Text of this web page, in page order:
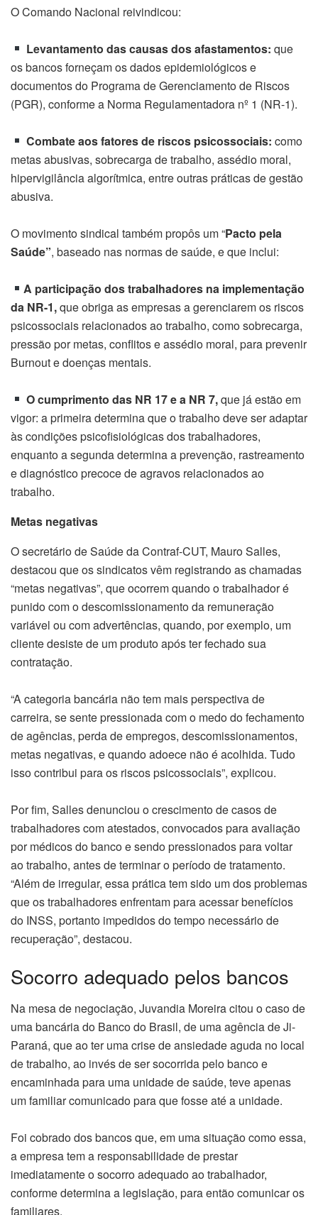
O Comando Nacional reivindicou:
Levantamento das causas dos afastamentos: que
os bancos forneçam os dados epidemiológicos e
documentos do Programa de Gerenciamento de Riscos
(PGR), conforme a Norma Regulamentadora nº 1 (NR-1).
Combate aos fatores de riscos psicossociais: como
metas abusivas, sobrecarga de trabalho, assédio moral,
hipervigilância algorítmica, entre outras práticas de gestão
abusiva.
O movimento sindical também propôs um “Pacto pela
Saúde”, baseado nas normas de saúde, e que inclui:
A participação dos trabalhadores na implementação
da NR-1,que obriga as empresas a gerenciarem os riscos
psicossociais relacionados ao trabalho, como sobrecarga,
pressão por metas, conflitos e assédio moral, para prevenir
Burnout e doenças mentais.
O cumprimento das NR 17 e a NR 7,que já estão em
vigor: a primeira determina que o trabalho deve ser adaptar
às condições psicofisiológicas dos trabalhadores,
enquanto a segunda determina a prevenção, rastreamento
e diagnóstico precoce de agravos relacionados ao
trabalho.
Metas negativas
O secretário de Saúde da Contraf-CUT, Mauro Salles,
destacou que os sindicatos vêm registrando as chamadas
“metas negativas”, que ocorrem quando o trabalhador é
punido com o descomissionamento da remuneração
variável ou com advertências, quando, por exemplo, um
cliente desiste de um produto após ter fechado sua
contratação.
“A categoria bancária não tem mais perspectiva de
carreira, se sente pressionada com o medo do fechamento
de agências, perda de empregos, descomissionamentos,
metas negativas, e quando adoece não é acolhida. Tudo
isso contribui para os riscos psicossociais”, explicou.
Por fim, Salles denunciou o crescimento de casos de
trabalhadores com atestados, convocados para avaliação
por médicos do banco e sendo pressionados para voltar
ao trabalho, antes de terminar o período de tratamento.
“Além de irregular, essa prática tem sido um dos problemas
que os trabalhadores enfrentam para acessar benefícios
do INSS, portanto impedidos do tempo necessário de
recuperação”, destacou.
Socorro adequado pelos bancos
Na mesa de negociação, Juvandia Moreira citou o caso de
uma bancária do Banco do Brasil, de uma agência de Ji-
Paraná, que ao ter uma crise de ansiedade aguda no local
de trabalho, ao invés de ser socorrida pelo banco e
encaminhada para uma unidade de saúde, teve apenas
um familiar comunicado para que fosse até a unidade.
Foi cobrado dos bancos que, em uma situação como essa,
a empresa tem a responsabilidade de prestar
imediatamente o socorro adequado ao trabalhador,
conforme determina a legislação, para então comunicar os
familiares.